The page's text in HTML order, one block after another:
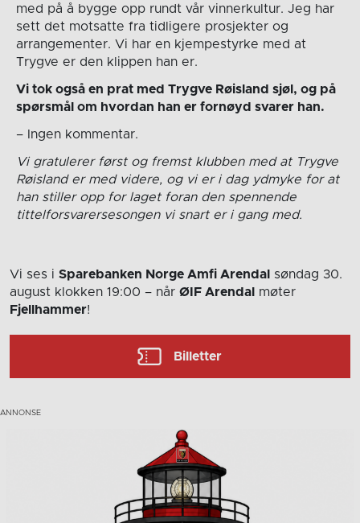
med på å bygge opp rundt vår vinnerkultur. Jeg har
sett det motsatte fra tidligere prosjekter og
arrangementer. Vi har en kjempestyrke med at
Trygve er den klippen han er.
Vi tok også en prat med Trygve Røisland sjøl, og på
spørsmål om hvordan han er fornøyd svarer han.
– Ingen kommentar.
Vi gratulerer først og fremst klubben med at Trygve
Røisland er med videre, og vi er i dag ydmyke for at
han stiller opp for laget foran den spennende
tittelforsvarersesongen vi snart er i gang med.
Vi ses i Sparebanken Norge Amfi Arendal søndag 30.
august klokken 19:00 – når ØIF Arendal møter
Fjellhammer!
Billetter